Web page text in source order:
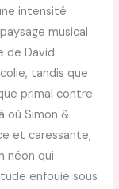
intensité
musical
de David
tandis que
primal contre
où Simon &
et caressante,
néon qui
enfouie sous